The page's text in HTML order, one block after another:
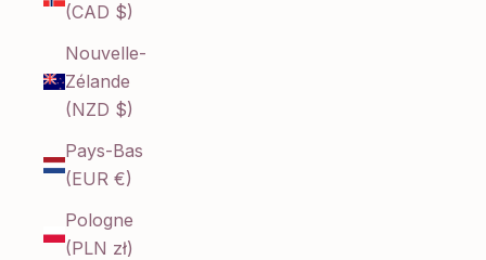
(CAD $)
Nouvelle-
Zélande
(NZD $)
Pays-Bas
(EUR €)
Pologne
(PLN zł)